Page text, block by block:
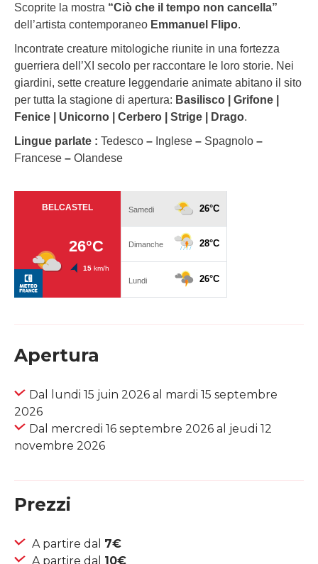
Scoprite la mostra “Ciò che il tempo non cancella”
dell’artista contemporaneo Emmanuel Flipo.
Incontrate creature mitologiche riunite in una fortezza
guerriera dell’XI secolo per raccontare le loro storie. Nei
giardini, sette creature leggendarie animate abitano il sito
per tutta la stagione di apertura: Basilisco | Grifone |
Fenice | Unicorno | Cerbero | Strige | Drago.
Lingue parlate : Tedesco – Inglese – Spagnolo –
Francese – Olandese
Apertura
Dal lundi 15 juin 2026 al mardi 15 septembre
2026
Dal mercredi 16 septembre 2026 al jeudi 12
novembre 2026
Prezzi
A partire dal 7€
A partire dal 10€